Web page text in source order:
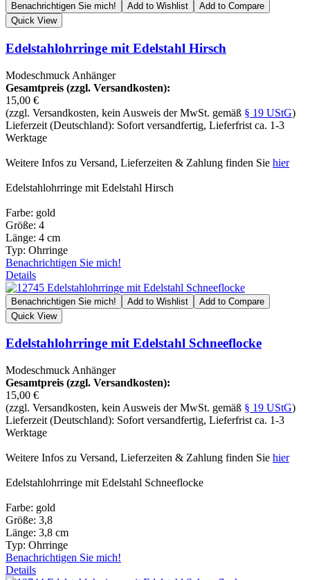
Benachrichtigen Sie mich! Add to Wishlist
Add to Compare
Quick View
Edelstahlohrringe mit Edelstahl Hirsch
Modeschmuck Anhänger
Gesamtpreis (zzgl. Versandkosten):
15,00 €
(zzgl. Versandkosten, kein Ausweis der MwSt. gemäß § 19 UStG)
Lieferzeit (Deutschland): Sofort versandfertig, Lieferfrist ca. 1-3
Werktage
Weitere Infos zu Versand, Lieferzeiten & Zahlung finden Sie hier
Edelstahlohrringe mit Edelstahl Hirsch
Farbe: gold
Größe: 4
Länge: 4 cm
Typ: Ohrringe
Benachrichtigen Sie mich!
Details
Benachrichtigen Sie mich! Add to Wishlist
Add to Compare
Quick View
Edelstahlohrringe mit Edelstahl Schneeflocke
Modeschmuck Anhänger
Gesamtpreis (zzgl. Versandkosten):
15,00 €
(zzgl. Versandkosten, kein Ausweis der MwSt. gemäß § 19 UStG)
Lieferzeit (Deutschland): Sofort versandfertig, Lieferfrist ca. 1-3
Werktage
Weitere Infos zu Versand, Lieferzeiten & Zahlung finden Sie hier
Edelstahlohrringe mit Edelstahl Schneeflocke
Farbe: gold
Größe: 3,8
Länge: 3,8 cm
Typ: Ohrringe
Benachrichtigen Sie mich!
Details